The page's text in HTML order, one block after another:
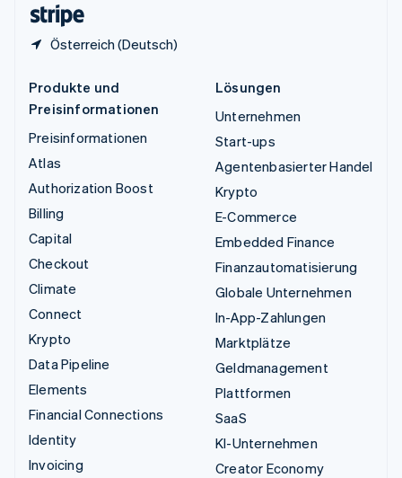
Österreich (Deutsch)
Produkte und
Preisinformationen
Preisinformationen
Atlas
Authorization Boost
Billing
Capital
Checkout
Climate
Connect
Krypto
Data Pipeline
Elements
Financial Connections
Identity
Invoicing
Lösungen
Unternehmen
Start-ups
Agentenbasierter Handel
Krypto
E-Commerce
Embedded Finance
Finanzautomatisierung
Globale Unternehmen
In-App-Zahlungen
Marktplätze
Geldmanagement
Plattformen
SaaS
KI-Unternehmen
Creator Economy